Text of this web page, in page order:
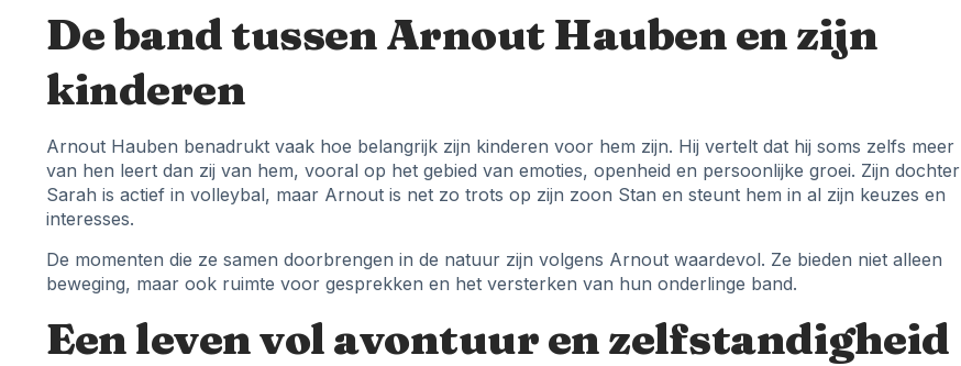
De band tussen Arnout Hauben en zijn
kinderen
Arnout Hauben benadrukt vaak hoe belangrijk zijn kinderen voor hem zijn. Hij vertelt dat hij soms zelfs meer
van hen leert dan zij van hem, vooral op het gebied van emoties, openheid en persoonlijke groei. Zijn dochter
Sarah is actief in volleybal, maar Arnout is net zo trots op zijn zoon Stan en steunt hem in al zijn keuzes en
interesses.
De momenten die ze samen doorbrengen in de natuur zijn volgens Arnout waardevol. Ze bieden niet alleen
beweging, maar ook ruimte voor gesprekken en het versterken van hun onderlinge band.
Een leven vol avontuur en zelfstandigheid